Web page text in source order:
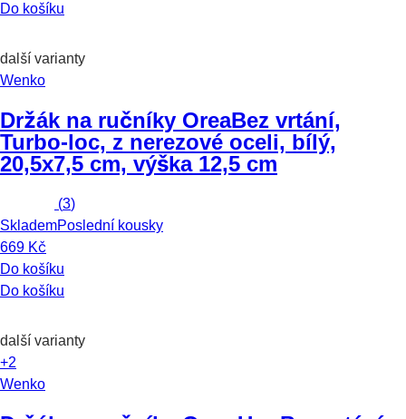
Do košíku
další varianty
Wenko
Držák na ručníky OreaBez vrtání,
Turbo-loc, z nerezové oceli, bílý,
20,5x7,5 cm, výška 12,5 cm
(3)
SklademPoslední kousky
669 Kč
Do košíku
Do košíku
další varianty
+2
Wenko